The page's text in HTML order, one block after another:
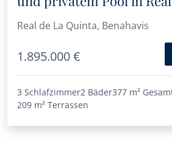
Real de La Quinta, Benahavis
1.895.000 €
3 Schlafzimmer2 Bäder377 m²
209 m² Terrassen